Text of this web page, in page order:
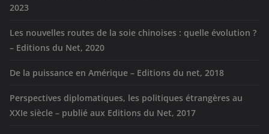
2023
Les nouvelles routes de la soie chinoises : quelle évolution ?
– Editions du Net, 2020
De la puissance en Amérique – Editions du net, 2018
Perspectives diplomatiques, les politiques étrangères au
XXIe siècle – publié aux Editions du Net, 2017